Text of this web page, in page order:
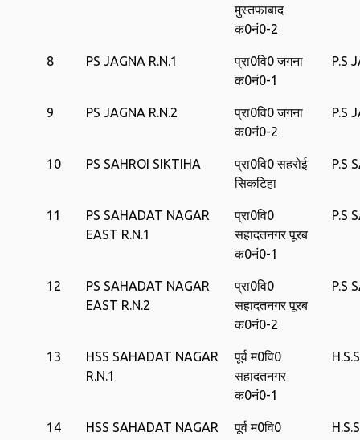
मुस्‍तफाबाद
क0नं0-2
8 PS JAGNA R.N.1
प्रा0वि0 जगना
क0नं0-1
P.S
9 PS JAGNA R.N.2
प्रा0वि0 जगना
क0नं0-2
P.S
10 PS SAHROI SIKTIHA
प्रा0वि0 सहरोई
सिकटिहा
P.S
11
PS SAHADAT NAGAR
EAST R.N.1
प्रा0वि0
सहादतनगर पूरब
क0नं0-1
P.S
12
PS SAHADAT NAGAR
EAST R.N.2
प्रा0वि0
सहादतनगर पूरब
क0नं0-2
P.S
13
HSS SAHADAT NAGAR
R.N.1
पूर्व म0वि0
सहादतनगर
क0नं0-1
14
HSS SAHADAT NAGAR
पूर्व म0वि0